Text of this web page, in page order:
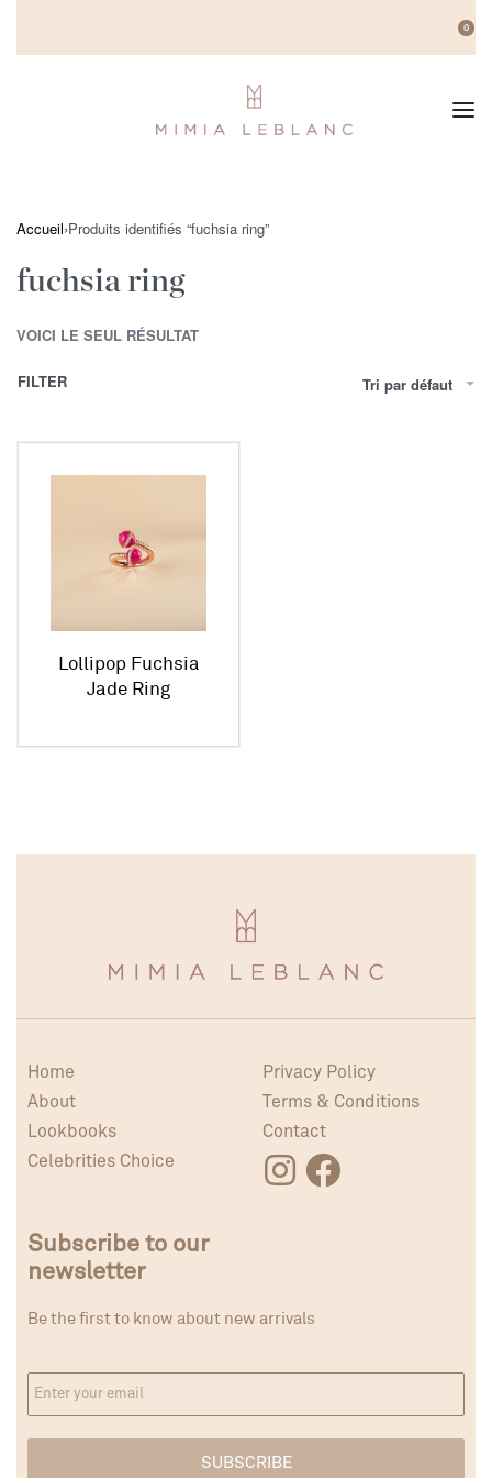
0
Accueil›Produits identifiés “fuchsia ring”
fuchsia ring
VOICI LE SEUL RÉSULTAT
Tri par défaut
FILTER
Lollipop Fuchsia
Jade Ring
Home
About
Lookbooks
Celebrities Choice
Privacy Policy
Terms & Conditions
Contact
Subscribe to our
newsletter
Be the first to know about new arrivals